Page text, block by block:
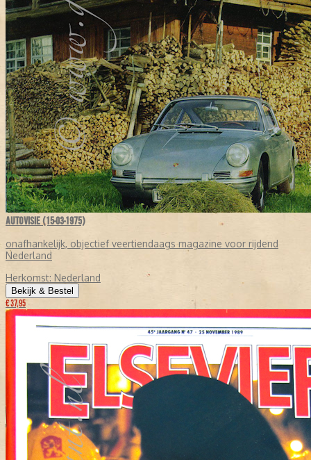
AUTOVISIE (15-03-1975)
onafhankelijk, objectief veertiendaags magazine voor rijdend
Nederland
Herkomst: Nederland
Bekijk & Bestel
€ 37,95